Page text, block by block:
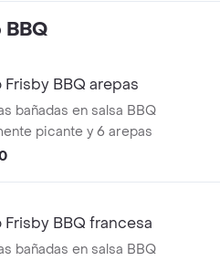
BBQ
Frisby BBQ arepas
bañadas en salsa BBQ
picante y 6 arepas
Frisby BBQ francesa
bañadas en salsa BBQ